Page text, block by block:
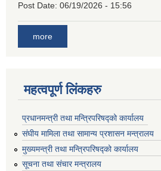
Post Date: 06/19/2026 - 15:56
more
महत्वपूर्ण लिंकहरु
प्रधानमन्त्री तथा मन्त्रिपरिषद्को कार्यालय
संघीय मामिला तथा सामान्य प्रशासन मन्त्रालय
मुख्यमन्त्री तथा मन्त्रिपरिषद्को कार्यालय
सूचना तथा संचार मन्त्रालय